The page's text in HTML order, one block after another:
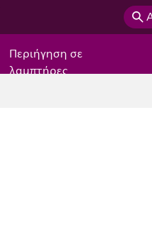
Περιήγηση σε
λαμπτήρες